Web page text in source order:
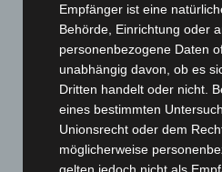
August 2024(107)
Juli 2024(89)
Juni 2024(107)
Mai 2024(149)
April 2024(102)
März 2024
(103)
Empfänger ist eine
Behörde, Einrichtung oder
personenbezogene Daten
unabhängig davon, ob es
Dritten handelt oder nicht.
eines bestimmten
Unionsrecht oder dem
möglicherweise
gelten jedoch nicht als